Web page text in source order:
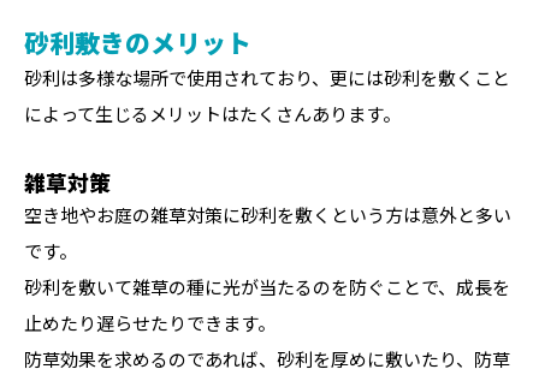
砂利敷きのメリット
砂利は多様な場所で使用されており、更には砂利を敷くこと
によって生じるメリットはたくさんあります。
雑草対策
空き地やお庭の雑草対策に砂利を敷くという方は意外と多い
です。
砂利を敷いて雑草の種に光が当たるのを防ぐことで、成長を
止めたり遅らせたりできます。
防草効果を求めるのであれば、砂利を厚めに敷いたり、防草